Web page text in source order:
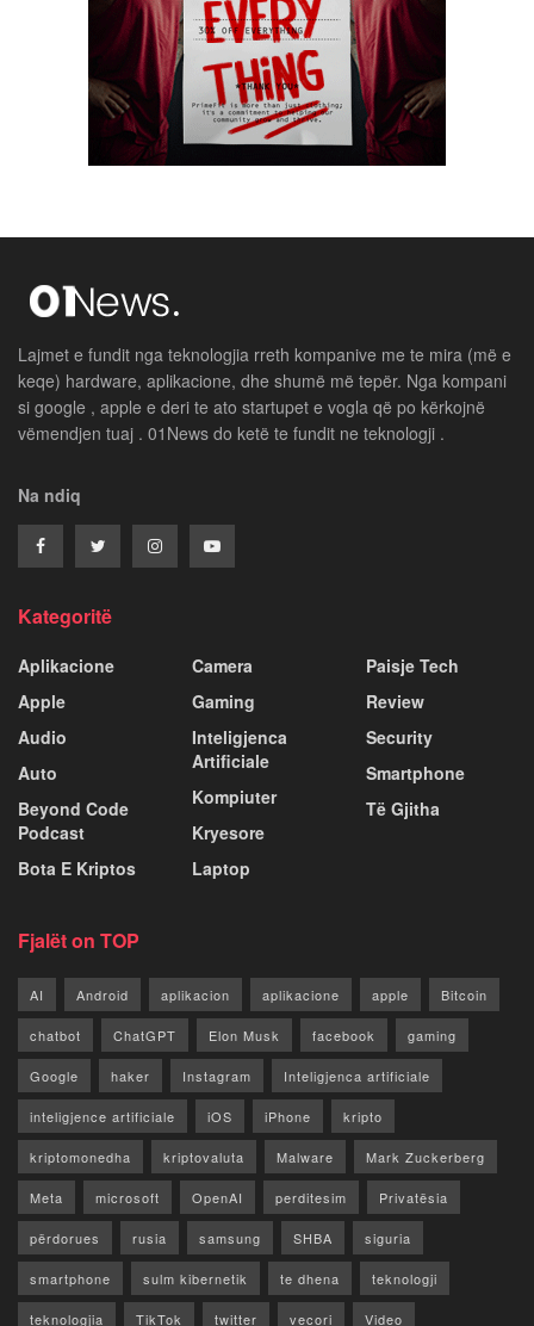
Lajmet e fundit nga teknologjia rreth kompanive me te mira (më e
keqe) hardware, aplikacione, dhe shumë më tepër. Nga kompani
si google , apple e deri te ato startupet e vogla që po kërkojnë
vëmendjen tuaj . 01News do ketë te fundit ne teknologji .
Na ndiq
Kategoritë
Aplikacione
Apple
Audio
Auto
Beyond Code
Podcast
Bota E Kriptos
Camera
Gaming
Inteligjenca
Artificiale
Kompiuter
Kryesore
Laptop
Paisje Tech
Review
Security
Smartphone
Të Gjitha
Fjalët on TOP
AI Android aplikacion aplikacione apple Bitcoin
chatbot ChatGPT Elon Musk facebook gaming
Google haker Instagram Inteligjenca artificiale
inteligjence artificiale iOS iPhone kripto
kriptomonedha kriptovaluta Malware Mark Zuckerberg
Meta microsoft OpenAI perditesim Privatësia
përdorues rusia samsung SHBA siguria
smartphone sulm kibernetik te dhena teknologji
teknologjia TikTok twitter vecori Video